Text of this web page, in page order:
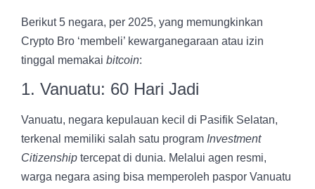
Berikut 5 negara, per 2025, yang memungkinkan
Crypto Bro ‘membeli’ kewarganegaraan atau izin
tinggal memakai bitcoin:
1. Vanuatu: 60 Hari Jadi
Vanuatu, negara kepulauan kecil di Pasifik Selatan,
terkenal memiliki salah satu program Investment
Citizenship tercepat di dunia. Melalui agen resmi,
warga negara asing bisa memperoleh paspor Vanuatu